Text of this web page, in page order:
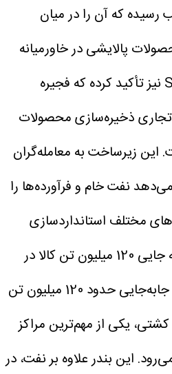
مکعب رسیده که آن را در میان
پالایشی در خاورمیانه
قرار می‌دهد. S&P Global نیز تأکید کرده که فجیره
ذخیره‌سازی محصولات
این زیرساخت به معامله‌گران
نفت خام و فرآورده‌ها را
مختلف استانداردسازی
فجیره و ظرفیت جابه جایی 120 میلیون تن کالا در
بندر فجیره با ظرفیت جابه‌جایی حدود 120 میلیون تن
کشتی، یکی از مهم‌ترین مراکز
این بندر علاوه بر نفت، در